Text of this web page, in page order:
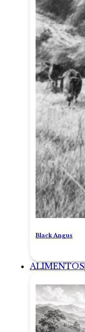
Black Angus
ALIMENTOS